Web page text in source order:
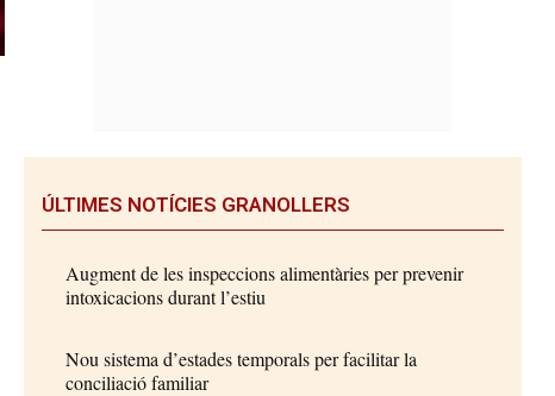
ÚLTIMES NOTÍCIES GRANOLLERS
Augment de les inspeccions alimentàries per prevenir
intoxicacions durant l’estiu
Nou sistema d’estades temporals per facilitar la
conciliació familiar